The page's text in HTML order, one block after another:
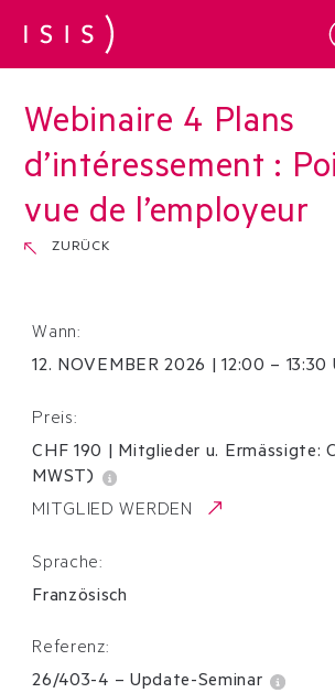
Webinaire 4 Plans
d’intéressement :
vue de l’employeur
ZURÜCK
Wann:
12. NOVEMBER 2026 |12:00 – 13:30
Preis:
CHF 190
Mitglieder u. Ermässigte:
MWST)
MITGLIED WERDEN
Sprache:
Französisch
Referenz:
26/403-4 – Update-Seminar